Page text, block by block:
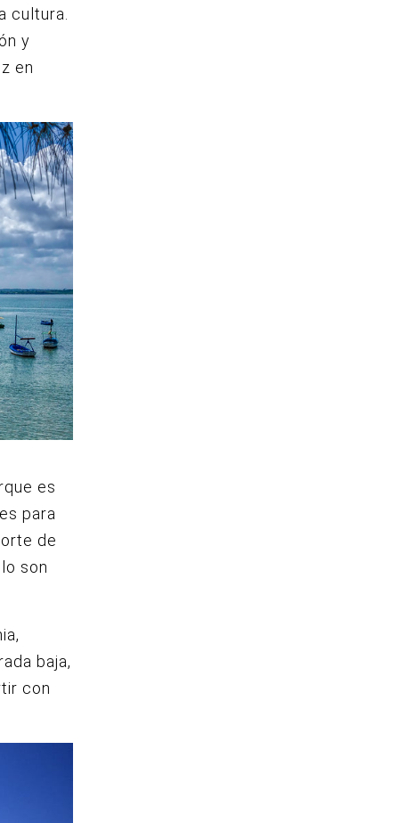
cultura.
y
en
es
para
de
son
baja,
con